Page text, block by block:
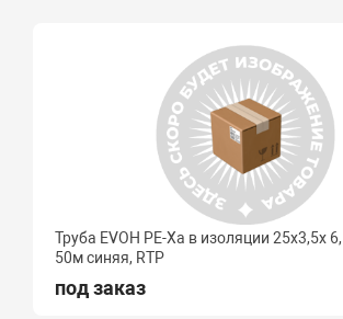
Труба EVOH PE-Xa в изоляции 25х3,5х 6,
50м синяя, RTP
под заказ